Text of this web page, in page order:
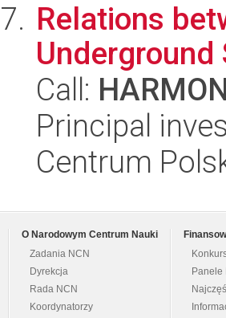
Relations
Call:
Principal
Centrum
O Narodowym Centrum Nauki
Zadania NCN
Dyrekcja
Rada NCN
Koordynatorzy
Panele